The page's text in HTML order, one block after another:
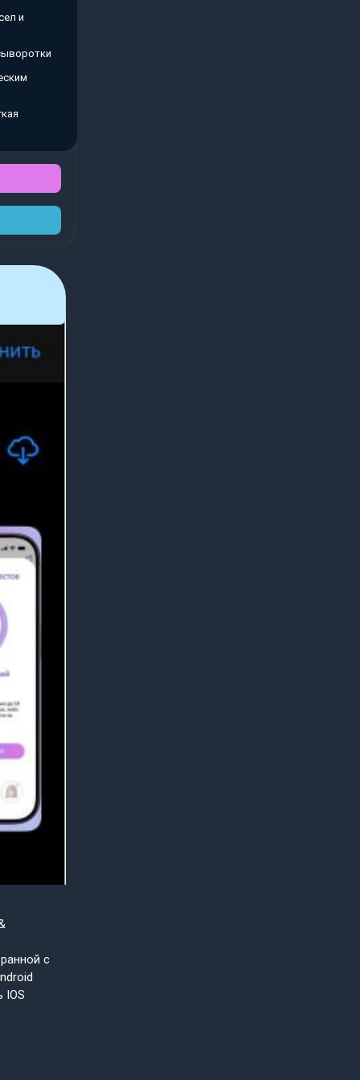
и
с
IOS